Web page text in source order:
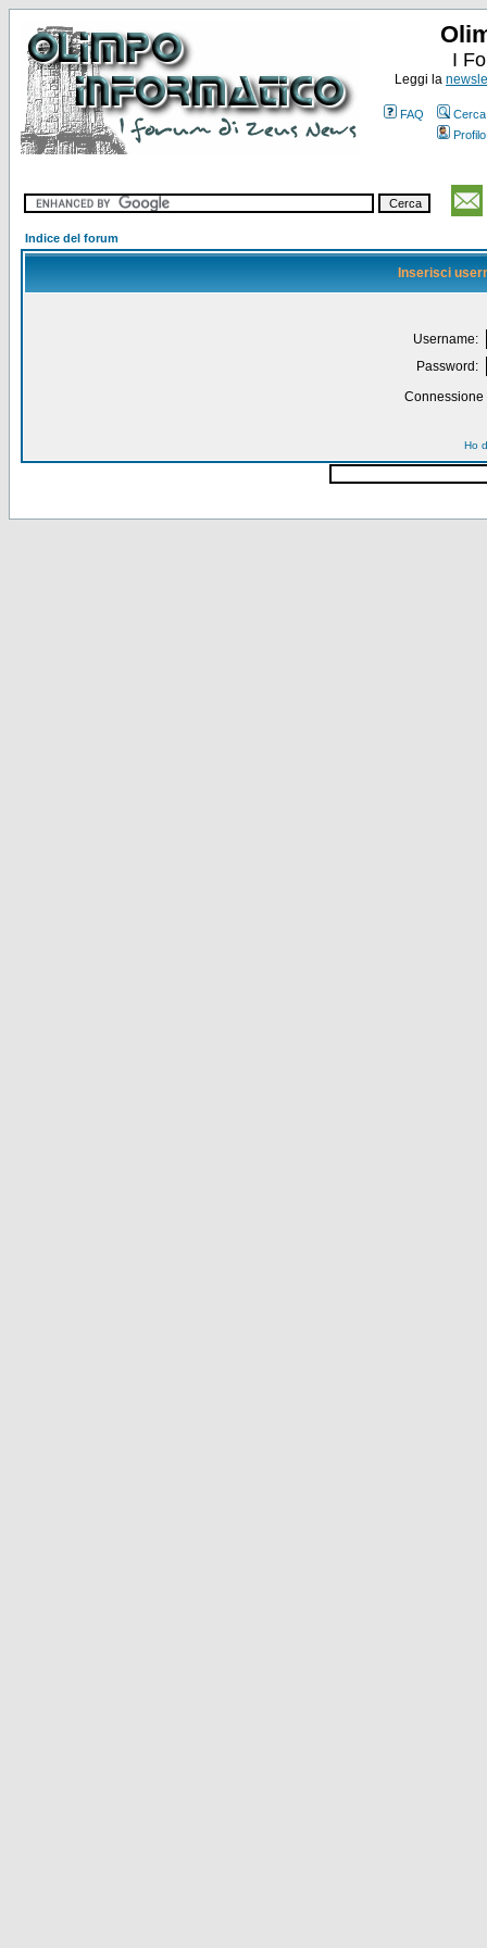
I
Leggi la
FAQ
Cerca
Profilo
Indice del forum
Inserisci
Username:
Password:
Ho